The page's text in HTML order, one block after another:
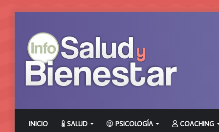
INICIO SALUD PSICOLOGÍA COACHING